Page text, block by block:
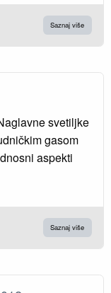
Saznaj više
svetiljke
gasom
aspekti
Saznaj više